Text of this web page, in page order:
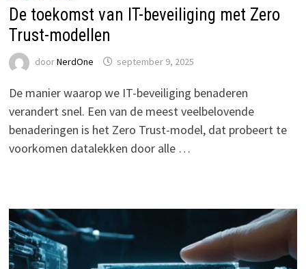
De toekomst van IT-beveiliging met Zero
Trust-modellen
doorNerdOne september 9, 2025
De manier waarop we IT-beveiliging benaderen
verandert snel. Een van de meest veelbelovende
benaderingen is het Zero Trust-model, dat probeert te
voorkomen datalekken door alle …